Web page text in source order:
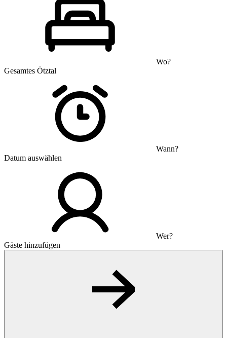
Wo?
Gesamtes Ötztal
Wann?
Datum auswählen
Wer?
Gäste hinzufügen